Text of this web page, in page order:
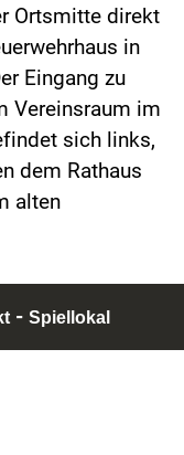
Ortsmitte direkt
in
Eingang zu
Vereinsraum im
sich links,
dem Rathaus
alten
- Spiellokal